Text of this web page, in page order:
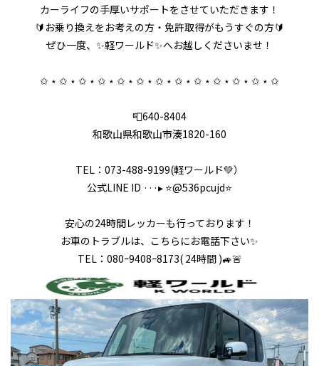
カーライフの手厚いサポートをさせていただきます！
🔰お乗り換えをお考えの方・免許取得がもうすぐの方🔰
ぜひ一度、✨軽ワールド✨へお越しくださいませ！
✩ ⋆ ✩ ⋆ ✩ ⋆ ✩ ⋆ ✩ ⋆ ✩ ⋆ ✩ ⋆ ✩ ⋆ ✩ ⋆ ✩ ⋆ ✩ ⋆ ✩ ⋆ ✩
📮640-8404
和歌山県和歌山市湊1820-160
TEL：073-488-9199(軽ワールド💚）
公式LINE ID ···▸ ⭐️@536pcujd⭐️
安心の24時間レッカーも行っております！
お車のトラブルは、こちらにお電話下さい✨
TEL：080ｰ9408ｰ8173( 24時間 )🚙🚨